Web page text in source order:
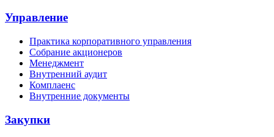
Управление
Практика корпоративного управления
Собрание акционеров
Менеджмент
Внутренний аудит
Комплаенс
Внутренние документы
Закупки